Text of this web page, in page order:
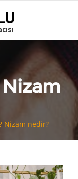
Nizam nedir?